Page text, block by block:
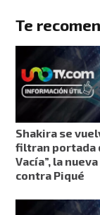
Te
Shakira se
filtran portada
Vacía”, la
contra Piqué